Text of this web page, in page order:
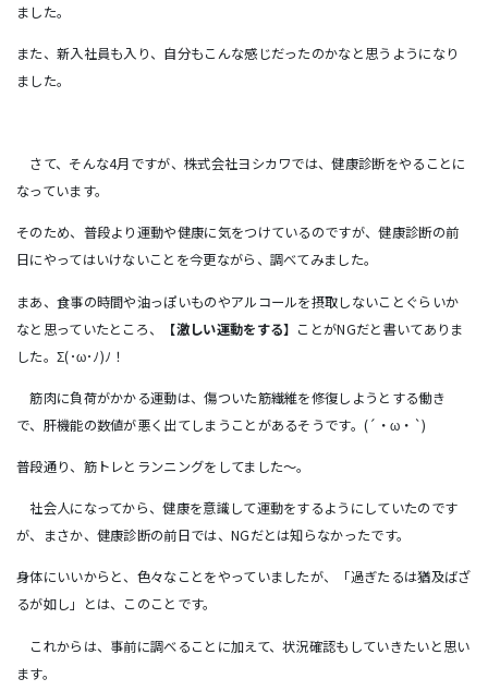
ました。
また、新入社員も入り、自分もこんな感じだったのかなと思うようになり
ました。
さて、そんな4月ですが、株式会社ヨシカワでは、健康診断をやることに
なっています。
そのため、普段より運動や健康に気をつけているのですが、健康診断の前
日にやってはいけないことを今更ながら、調べてみました。
まあ、食事の時間や油っぽいものやアルコールを摂取しないことぐらいか
なと思っていたところ、
【激しい運動をする】 ことがNGだと書いてありま
した。Σ(･ω･ﾉ)ﾉ！
筋肉に負荷がかかる運動は、傷ついた筋繊維を修復しようとする働き
で、肝機能の数値が悪く出てしまうことがあるそうです。(´・ω・`)
普段通り、筋トレとランニングをしてました～。
社会人になってから、健康を意識して運動をするようにしていたのです
が、まさか、健康診断の前日では、NGだとは知らなかったです。
身体にいいからと、色々なことをやっていましたが、「過ぎたるは猶及ばざ
るが如し」とは、このことです。
これからは、事前に調べることに加えて、状況確認もしていきたいと思い
ます。